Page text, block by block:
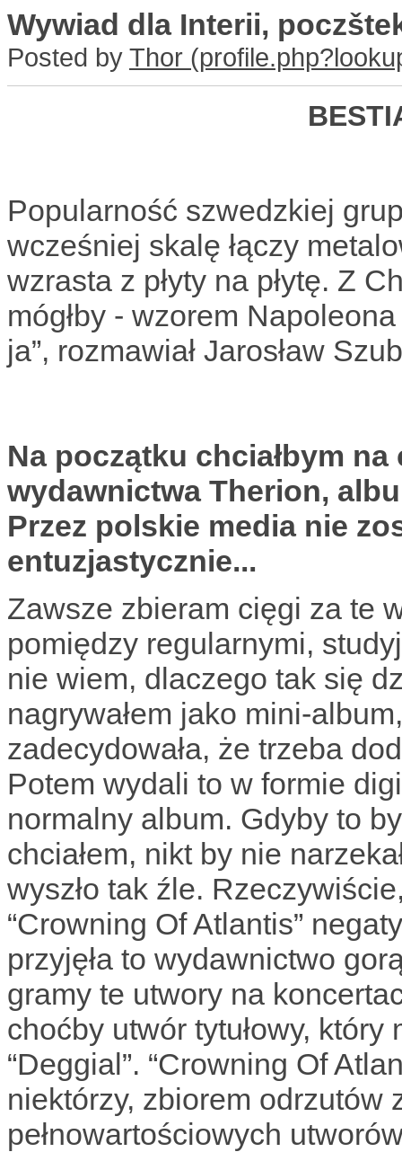
Wywiad dla Interii,
Posted by Thor
Popularność szwedzkiej
wcześniej skalę łączy
wzrasta z płyty na płytę. Z
mógłby - wzorem
ja”, rozmawiał Jarosław
Na początku chciałbym
wydawnictwa Therion,
Przez polskie media nie
entuzjastycznie...
Zawsze zbieram cięgi za te
pomiędzy regularnymi,
nie wiem, dlaczego tak się
nagrywałem jako mini-
zadecydowała, że trzeba
Potem wydali to w formie
normalny album. Gdyby to
chciałem, nikt by nie
wyszło tak źle.
“Crowning Of Atlantis”
przyjęła to wydawnictwo
gramy te utwory na
choćby utwór tytułowy, który
“Deggial”. “Crowning Of
niektórzy, zbiorem odrzutów
pełnowartościowych